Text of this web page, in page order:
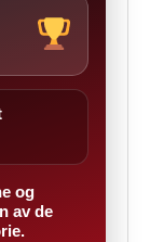
og
av de